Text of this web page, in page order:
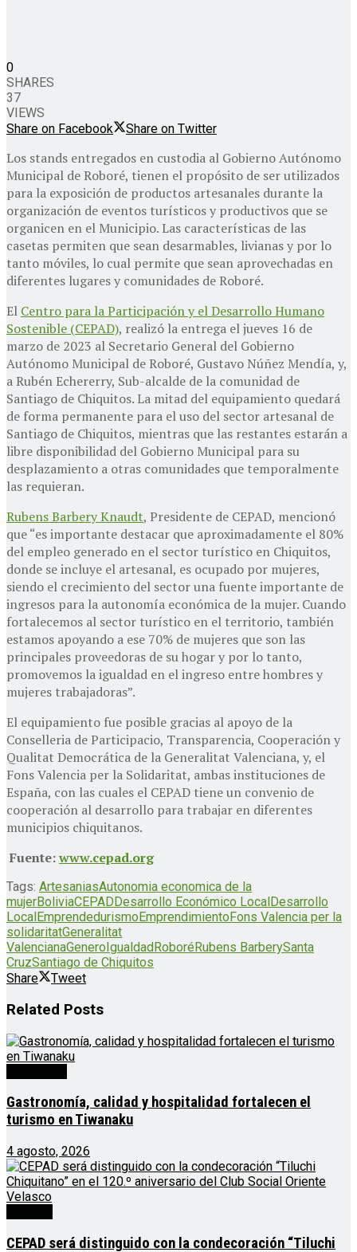
0
SHARES
37
VIEWS
Share on Facebook
Share on Twitter
Los stands entregados en custodia al Gobierno Autónomo
Municipal de Roboré, tienen el propósito de ser utilizados
para la exposición de productos artesanales durante la
organización de eventos turísticos y productivos que se
organicen en el Municipio. Las características de las
casetas permiten que sean desarmables, livianas y por lo
tanto móviles, lo cual permite que sean aprovechadas en
diferentes lugares y comunidades de Roboré.
El Centro para la Participación y el Desarrollo Humano
Sostenible (CEPAD), realizó la entrega el jueves 16 de
marzo de 2023 al Secretario General del Gobierno
Autónomo Municipal de Roboré, Gustavo Núñez Mendía, y,
a Rubén Echererry, Sub-alcalde de la comunidad de
Santiago de Chiquitos. La mitad del equipamiento quedará
de forma permanente para el uso del sector artesanal de
Santiago de Chiquitos, mientras que las restantes estarán a
libre disponibilidad del Gobierno Municipal para su
desplazamiento a otras comunidades que temporalmente
las requieran.
Rubens Barbery Knaudt, Presidente de CEPAD, mencionó
que “es importante destacar que aproximadamente el 80%
del empleo generado en el sector turístico en Chiquitos,
donde se incluye el artesanal, es ocupado por mujeres,
siendo el crecimiento del sector una fuente importante de
ingresos para la autonomía económica de la mujer. Cuando
fortalecemos al sector turístico en el territorio, también
estamos apoyando a ese 70% de mujeres que son las
principales proveedoras de su hogar y por lo tanto,
promovemos la igualdad en el ingreso entre hombres y
mujeres trabajadoras”.
El equipamiento fue posible gracias al apoyo de la
Conselleria de Participacio, Transparencia, Cooperación y
Qualitat Democrática de la Generalitat Valenciana, y, el
Fons Valencia per la Solidaritat, ambas instituciones de
España, con las cuales el CEPAD tiene un convenio de
cooperación al desarrollo para trabajar en diferentes
municipios chiquitanos.
Fuente:www.cepad.org
Tags: ArtesaniasAutonomia economica de la
mujerBoliviaCEPADDesarrollo Económico LocalDesarrollo
LocalEmprendedurismoEmprendimientoFons Valencia per la
solidaritatGeneralitat
ValencianaGeneroIgualdadRoboréRubens BarberySanta
CruzSantiago de Chiquitos
Share
Tweet
Related Posts
Gastronomía, calidad y hospitalidad fortalecen el
turismo en Tiwanaku
4 agosto, 2026
CEPAD será distinguido con la condecoración “Tiluchi